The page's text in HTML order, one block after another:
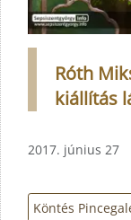
Róth
kiállítás
2017. június 27
Köntés